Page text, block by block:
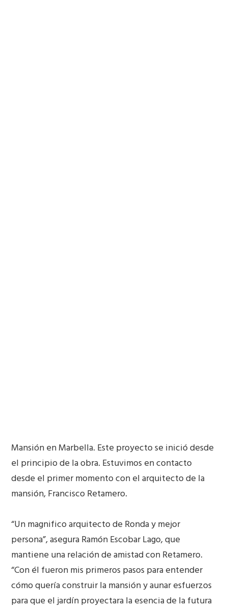
Mansión en Marbella. Este proyecto se inició desde
el principio de la obra. Estuvimos en contacto
desde el primer momento con el arquitecto de la
mansión, Francisco Retamero.
“Un magnifico arquitecto de Ronda y mejor
persona”, asegura Ramón Escobar Lago, que
mantiene una relación de amistad con Retamero.
“Con él fueron mis primeros pasos para entender
cómo quería construir la mansión y aunar esfuerzos
para que el jardín proyectara la esencia de la futura